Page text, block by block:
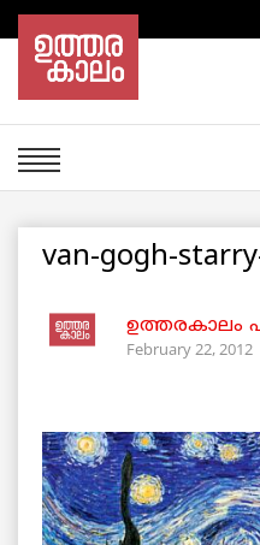
van-gogh-
ഉത്തരകാലം
February 22, 2012